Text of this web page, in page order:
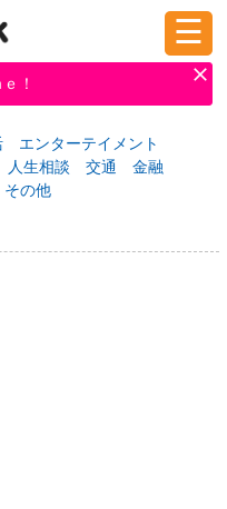
☰
！
エンターテイメント
人生相談 交通
金融
その他